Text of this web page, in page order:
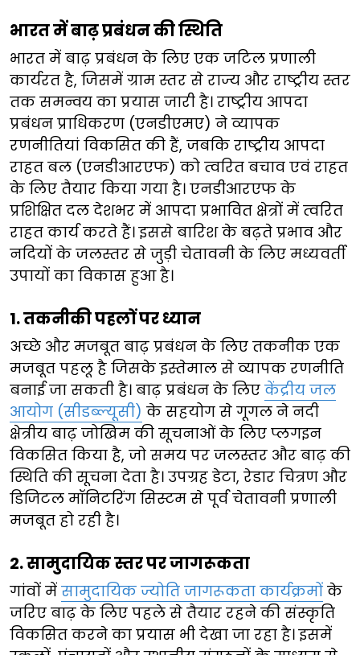
​​भारत में बाढ़ प्रबंधन की स्थिति​
​​भारत में बाढ़ प्रबंधन के लिए एक जटिल प्रणाली
कार्यरत है, जिसमें ग्राम स्तर से राज्य और राष्ट्रीय स्तर
तक समन्वय का प्रयास जारी है। राष्ट्रीय आपदा
प्रबंधन प्राधिकरण (एनडीएमए) ने व्यापक
रणनीतियां विकसित की हैं, जबकि राष्ट्रीय आपदा
राहत बल (एनडीआरएफ) को त्वरित बचाव एवं राहत
के लिए तैयार ​​किया गया है। एनडीआरएफ के
प्रशिक्षित दल देशभर में आपदा प्रभावित क्षेत्रों में त्वरित
राहत कार्य करते हैं। इससे बारिश के बढ़ते प्रभाव और
नदियों के जलस्तर से जुड़ी ​​​चेतावनी के लिए मध्यवर्ती
उपायों का विकास हुआ है।​
​​1. ​तकनीकी पहलों पर ध्यान​
अच्छे और मजबूत बाढ़ प्रबंधन के लिए तकनीक एक
मजबूत पहलू है जिसके इस्तेमाल से व्यापक रणनीति
बनाई जा सकती है। बाढ़ प्रबंधन के लिए ​ केंद्रीय जल
आयोग (सीडब्ल्यूसी) ​के सहयोग से गूगल ने नदी
क्षेत्रीय बाढ़ जोखिम की सूचनाओं के लिए प्लगइन
विकसित किया है, जो समय पर जलस्तर और बाढ़ की
स्थिति की सूचना देता है। उपग्रह डेटा, रेडार चित्रण और
डिजिटल मॉनिटरिंग सिस्टम से पूर्व चेतावनी प्रणाली
मजबूत हो रही है।
2. सामुदायिक स्तर पर जागरूकता​
​​गांवों में ​ सामुदायिक ज्योति जागरूकता कार्यक्रमों ​के
जरिए बाढ़ के लिए ​​​पहले से तैयार रहने की संस्कृति
विकसित करने का प्रयास भी देखा जा रहा है। इसमें